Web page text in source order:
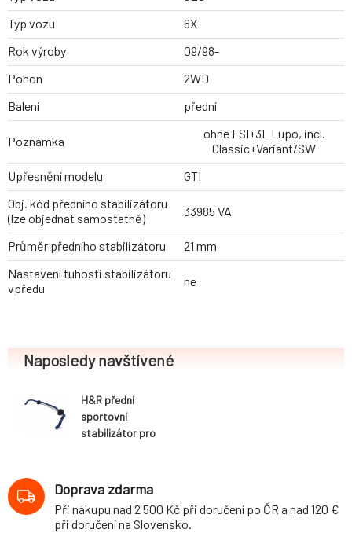
Typ vozu
6X
Rok výroby
09/98-
Pohon
2WD
Balení
přední
Poznámka
ohne FSI+3L Lupo, incl.
Classic+Variant/SW
Upřesnění modelu
GTI
Obj. kód předního stabilizátoru
(lze objednat samostatně)
33985 VA
Průměr předního stabilizátoru
21 mm
Nastavení tuhosti stabilizátoru
vpředu
ne
Naposledy navštívené
H&R přední
sportovní
stabilizátor pro
2WD, r.v. 09/98-,
průměr 21 mm
Doprava zdarma
Při nákupu nad 2 500 Kč při doručení po ČR a nad 120 €
při doručení na Slovensko.